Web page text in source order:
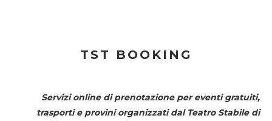
TST BOOKING
Servizi online di prenotazione per eventi gratuiti,
trasporti e provini organizzati dal Teatro Stabile di